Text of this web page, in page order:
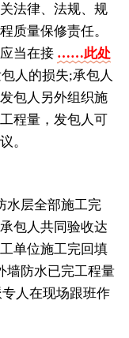
法律、法规、规
质量保修责任。
当在接 ……此处
人的损失;承包人
包人另外组织施
程量，发包人可
。
水层全部施工完
包人共同验收达
单位施工完回填
墙防水已完工程量
人在现场跟班作